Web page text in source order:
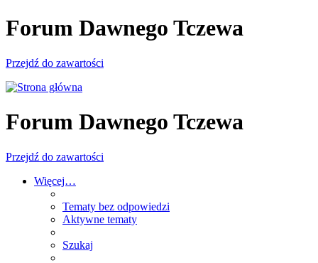
Forum Dawnego Tczewa
Przejdź do zawartości
Forum Dawnego Tczewa
Przejdź do zawartości
Więcej…
Tematy bez odpowiedzi
Aktywne tematy
Szukaj